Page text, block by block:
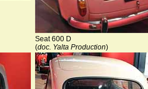
Seat 600 D
(doc. Yalta Production)